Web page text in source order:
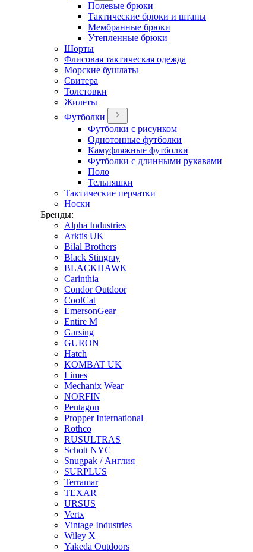
Полевые брюки
Тактические брюки и штаны
Мембранные брюки
Утепленные брюки
Шорты
Флисовая тактическая одежда
Морские бушлаты
Свитера
Толстовки
Жилеты
Футболки
Футболки с рисунком
Однотонные футболки
Камуфляжные футболки
Футболки с длинными рукавами
Поло
Тельняшки
Тактические перчатки
Носки
Бренды:
Alpha Industries
Arktis UK
Bilal Brothers
Black Stingray
BLACKHAWK
Carinthia
Condor Outdoor
CoolCat
EmersonGear
Entire M
Garsing
GURON
Hatch
KOMBAT UK
Limes
Mechanix Wear
NORFIN
Pentagon
Propper International
Rothco
RUSULTRAS
Schott NYC
Snugpak / Англия
SURPLUS
Terramar
TEXAR
URSUS
Vertx
Vintage Industries
Wiley X
Yakeda Outdoors